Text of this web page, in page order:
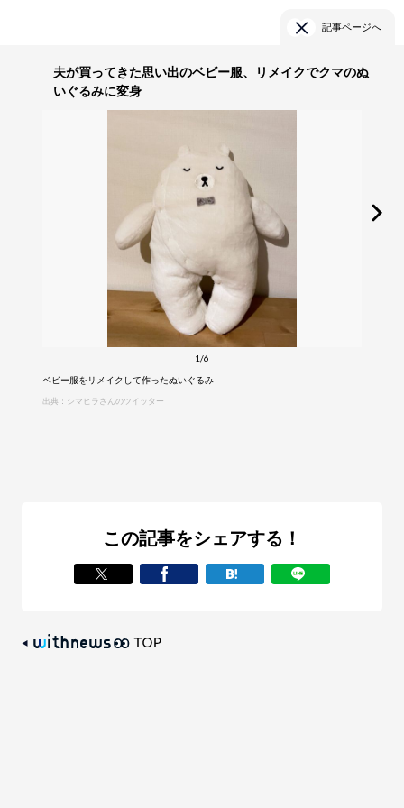
記事ページへ
夫が買ってきた思い出のベビー服、リメイクでクマのぬ
いぐるみに変身
1/6
ベビー服をリメイクして作ったぬいぐるみ
出典：シマヒラさんのツイッター
この記事をシェアする！